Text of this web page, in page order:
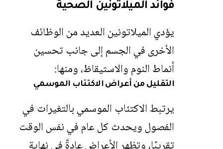
فوائد الميلاتونين الصحية
يؤديالميلاتونينالعديد من الوظائف
الأخرى في الجسم إلى جانب تحسين
أنماط النوم والاستيقاظ، ومنها:
التقليل من أعراض الاكتئاب الموسمي
يرتبط الاكتئاب الموسمي بالتغيرات في
الفصول ويحدث كل عام في نفس الوقت